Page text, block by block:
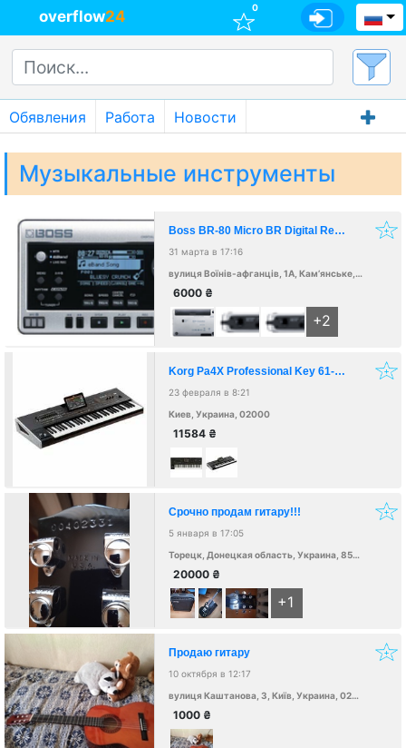
overflow24 0
Обявления Работа Новости
Музыкальные инструменты
Boss BR-80 Micro BR Digital Recorder, НЕ ИСПОЛЬЗОВАЛСЯ!
31 марта в 17:16
вулиця Воїнів-афганців, 1А, Кам’янське, Дніпропетровська область, Украина, 51928
6000 ₴
+2
Korg Pa4X Professional Key 61-keys Arranger Keyboard
23 февраля в 8:21
Киев, Украина, 02000
11584 ₴
Срочно продам гитару!!!
5 января в 17:05
Торецк, Донецкая область, Украина, 85200
20000 ₴
+1
Продаю гитару
10 октября в 12:17
вулиця Каштанова, 3, Київ, Украина, 02000
1000 ₴